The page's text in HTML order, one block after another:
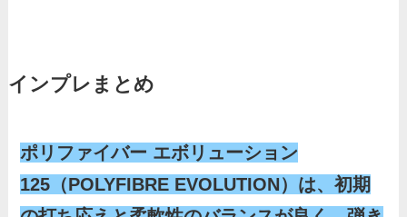
インプレまとめ
ポリファイバー エボリューション
125（POLYFIBRE EVOLUTION）は、初期